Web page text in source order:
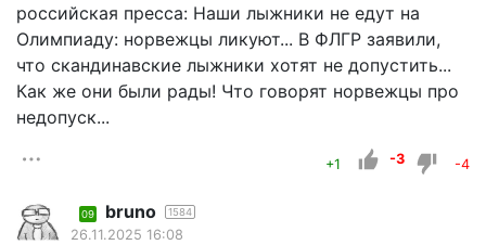
российская пресса: Наши лыжники не едут на
Олимпиаду: норвежцы ликуют... В ФЛГР заявили,
что скандинавские лыжники хотят не допустить...
Как же они были рады! Что говорят норвежцы про
недопуск...
+1 -3 -4
09 bruno 1584
26.11.2025 16:08